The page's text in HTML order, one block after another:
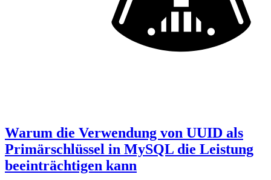
Warum die Verwendung von UUID als
Primärschlüssel in MySQL die Leistung
beeinträchtigen kann